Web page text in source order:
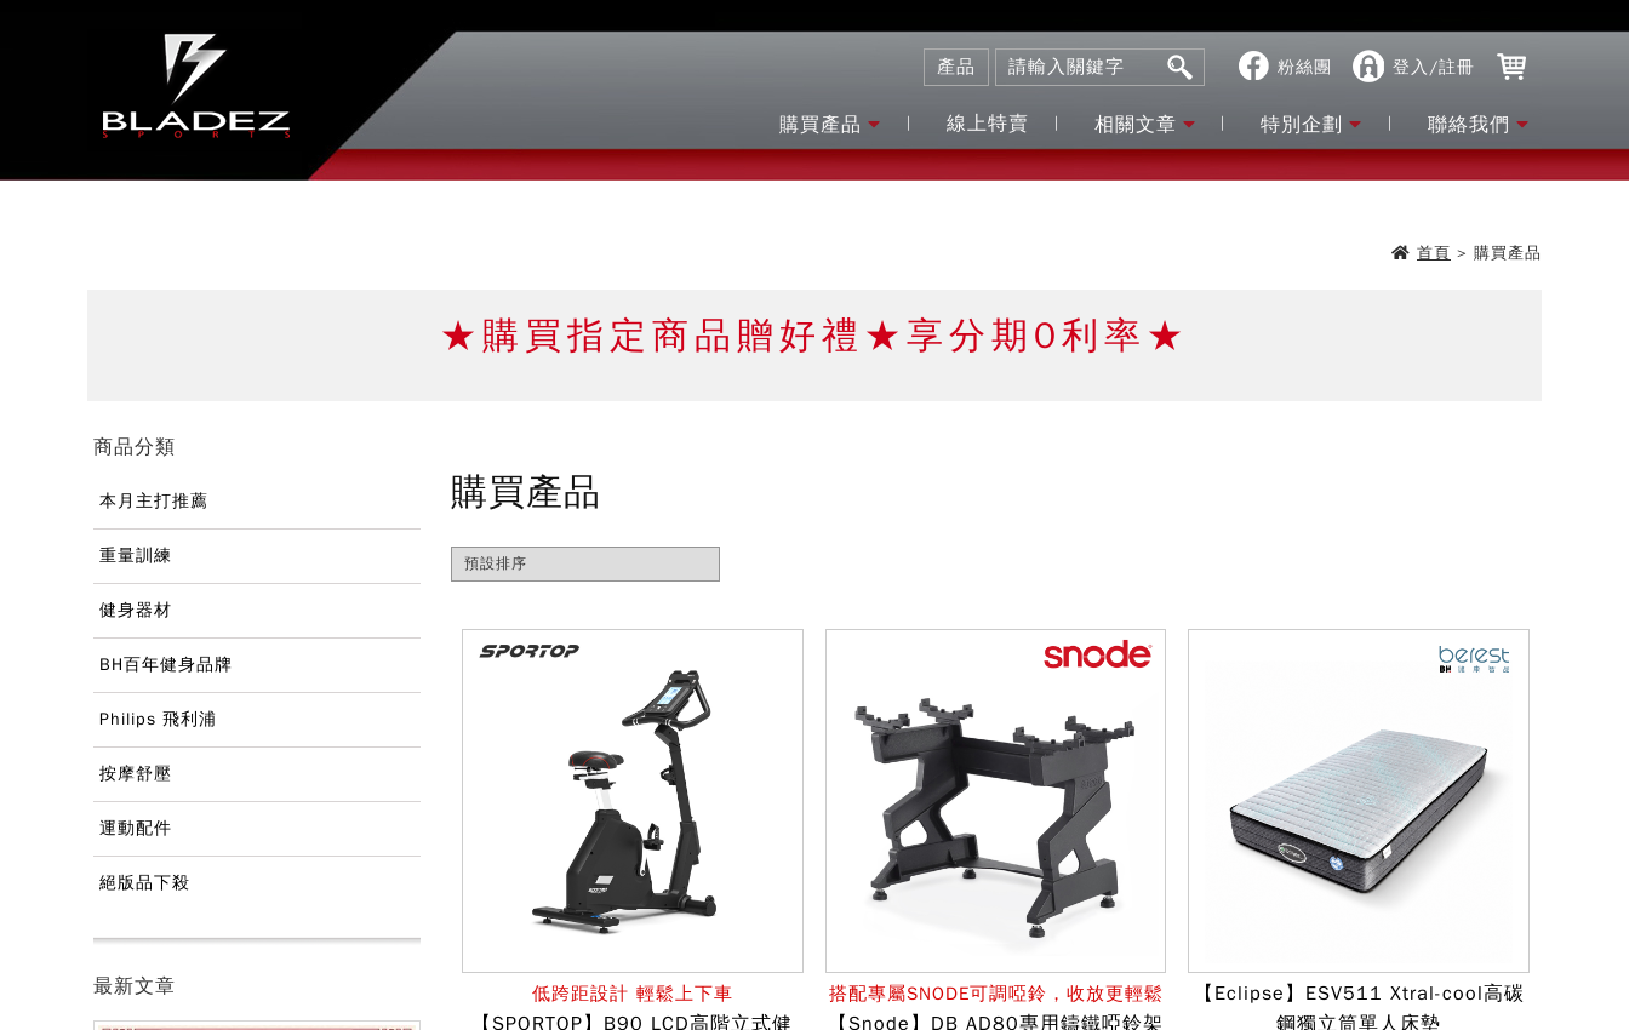
粉絲團 登入/註冊
購買產品 線上特賣 相關文章 特別企劃 聯絡我們
首頁 > 購買產品
★購買指定商品贈好禮★享分期0利率★
商品分類
本月主打推薦
重量訓練
健身器材
BH百年健身品牌
Philips 飛利浦
按摩舒壓
運動配件
絕版品下殺
最新文章
購買產品
低跨距設計 輕鬆上下車
【SPORTOP】B90 LCD高階立式健
搭配專屬SNODE可調啞鈴，收放更輕鬆
【Snode】DB AD80專用鑄鐵啞鈴架
【Eclipse】ESV511 Xtral-cool高碳
鋼獨立筒單人床墊